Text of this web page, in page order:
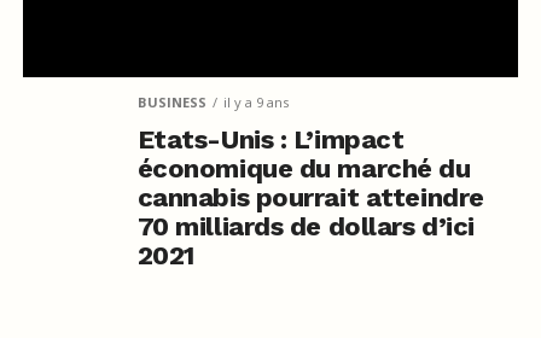
BUSINESS il y a 9 ans
Etats-Unis : L’impact
économique du marché du
cannabis pourrait atteindre
70 milliards de dollars d’ici
2021